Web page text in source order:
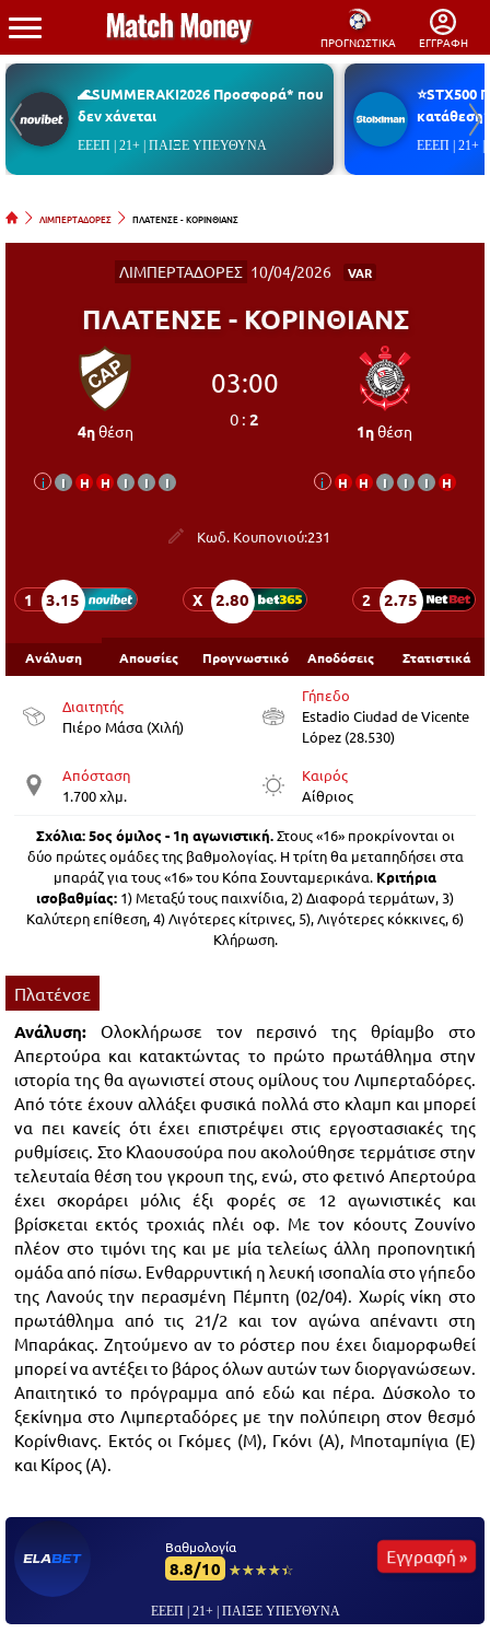
ΠΡΟΓΝΩΣΤΙΚΑ ΕΓΓΡΑΦΗ
🌊SUMMERAKI2026 Προσφορά* που
δεν χάνεται
ΕΕΕΠ | 21+ | ΠΑΙΞΕ ΥΠΕΥΘΥΝΑ
⭐STX500
ΕΕΕΠ | 21+
ΛΙΜΠΕΡΤΑΔΟΡΕΣ ΠΛΑΤΕΝΣΕ - ΚΟΡΙΝΘΙΑΝΣ
ΛΙΜΠΕΡΤΑΔΟΡΕΣ 10/04/2026 VAR
ΠΛΑΤΕΝΣΕ - ΚΟΡΙΝΘΙΑΝΣ
4ηθέση
i Ι Η Η Ι Ι Ι
03:00
0 :2
1ηθέση
i Η Η Ι Ι Ι Η
Κωδ. Κουπονιού:231
1 3.15 X 2.80 2 2.75
Ανάλυση Απουσίες Προγνωστικό Αποδόσεις Στατιστικά
Διαιτητής
Πιέρο Μάσα (Χιλή)
Γήπεδο
Εstadio Ciudad de Vicente
López (28.530)
Απόσταση
1.700 χλμ.
Καιρός
Αίθριος
Σχόλια: 5ος όμιλος -1η αγωνιστική.Στους «16» προκρίνονται οι
δύο πρώτες ομάδες της βαθμολογίας. H τρίτη θα μεταπηδήσει στα
μπαράζ για τους «16» του Κόπα Σουνταμερικάνα. Κριτήρια
ισοβαθμίας: 1) Μεταξύ τους παιχνίδια, 2) Διαφορά τερμάτων, 3)
Καλύτερη επίθεση, 4) Λιγότερες κίτρινες, 5), Λιγότερες κόκκινες, 6)
Κλήρωση.
Πλατένσε
Ανάλυση: Ολοκλήρωσε τον περσινό της θρίαμβο στο
Απερτούρα και κατακτώντας το πρώτο πρωτάθλημα στην
ιστορία της θα αγωνιστεί στους ομίλους του Λιμπερταδόρες.
Από τότε έχουν αλλάξει φυσικά πολλά στο κλαμπ και μπορεί
να πει κανείς ότι έχει επιστρέψει στις εργοστασιακές της
ρυθμίσεις. Στο Κλαουσούρα που ακολούθησε τερμάτισε στην
τελευταία θέση του γκρουπ της, ενώ, στο φετινό Απερτούρα
έχει σκοράρει μόλις έξι φορές σε 12 αγωνιστικές και
βρίσκεται εκτός τροχιάς πλέι οφ. Με τον κόουτς Ζουνίνο
πλέον στο τιμόνι της και με μία τελείως άλλη προπονητική
ομάδα από πίσω. Ενθαρρυντική η λευκή ισοπαλία στο γήπεδο
της Λανούς την περασμένη Πέμπτη (02/04). Χωρίς νίκη στο
πρωτάθλημα από τις 21/2 και τον αγώνα απέναντι στη
Μπαράκας. Ζητούμενο αν το ρόστερ που έχει διαμορφωθεί
μπορεί να αντέξει το βάρος όλων αυτών των διοργανώσεων.
Απαιτητικό το πρόγραμμα από εδώ και πέρα. Δύσκολο το
ξεκίνημα στο Λιμπερταδόρες με την πολύπειρη στον θεσμό
Κορίνθιανς. Eκτός οι Γκόμες (Μ), Γκόνι (Α), Μποταμπίγια (Ε)
και Κίρος (Α).
Βαθμολογία
8.8/10 ☆☆☆☆☆
★★★★★
Εγγραφή »
ΕΕΕΠ | 21+ | ΠΑΙΞΕ ΥΠΕΥΘΥΝΑ